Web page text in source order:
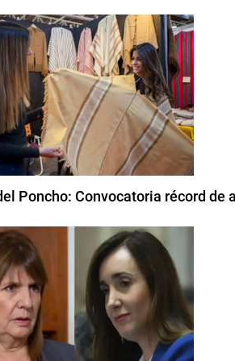
Poncho: Convocatoria récord de